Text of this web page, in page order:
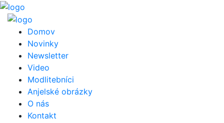
Domov
Novinky
Newsletter
Video
Modlitebníci
Anjelské obrázky
O nás
Kontakt